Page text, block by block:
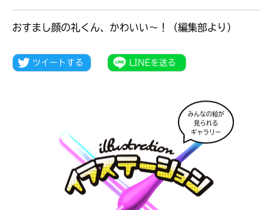
大人気
シリーズに
出会える
おすまし顔の礼くん、かわいい～！（編集部より）
みんなの絵が
見られる
ギャラリー